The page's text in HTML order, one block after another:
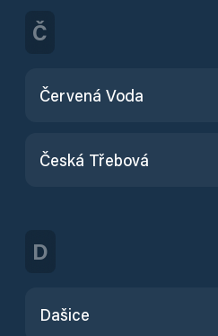
Č
Červená Voda
Česká Třebová
D
Dašice